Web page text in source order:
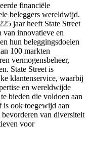
financiële
beleggers wereldwijd.
jaar heeft State Street
van innovatieve en
hun beleggingsdoelen
100 markten
vermogensbeheer,
State Street is
klantenservice, waarbij
en wereldwijde
bieden die voldoen aan
is ook toegewijd aan
van diversiteit
voor